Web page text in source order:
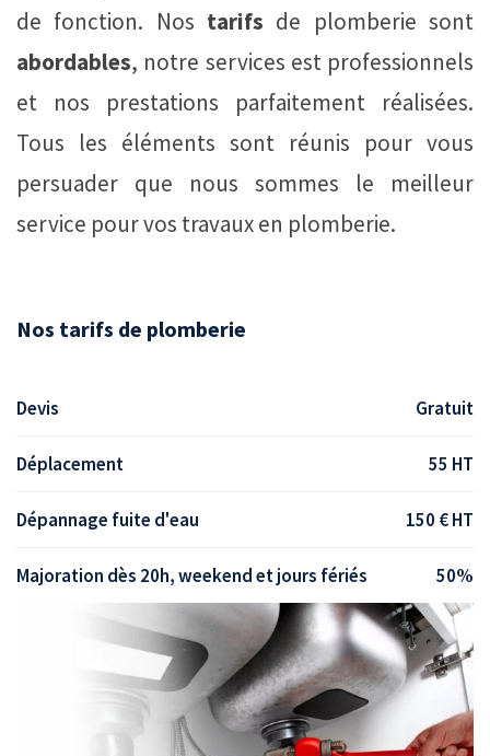
de fonction. Nos tarifs de plomberie sont
abordables, notre services est professionnels
et nos prestations parfaitement réalisées.
Tous les éléments sont réunis pour vous
persuader que nous sommes le meilleur
service pour vos travaux en plomberie.
Nos tarifs de plomberie
Devis Gratuit
Déplacement 55 HT
Dépannage fuite d'eau 150 € HT
Majoration dès 20h, weekend et jours fériés 50%